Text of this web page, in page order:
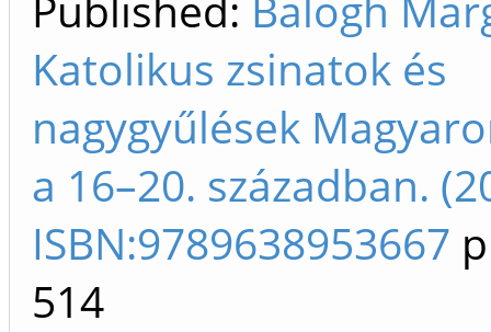
Katolikus zsinatok és
nagygyűlések
a 16–20. században.
ISBN:9789638953667
514